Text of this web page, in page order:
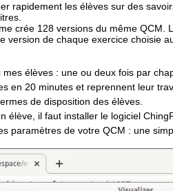
rapidement les élèves sur des
crée 128 versions du même
version de chaque exercice choisie
élèves : une ou deux fois par
en 20 minutes et reprennent leur
de disposition des élèves.
élève, il faut installer le logiciel
paramètres de votre QCM : une